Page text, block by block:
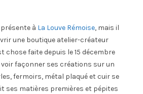
à La Louve Rémoise, mais il
une boutique atelier-créateur
chose faite depuis le 15 décembre
voir façonner ses créations sur un
fermoirs, métal plaqué et cuir se
ses matières premières et pépites